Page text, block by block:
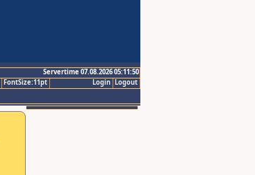
Servertime 07.08.2026 05:11:50
Logout
Login
FontSize:11pt